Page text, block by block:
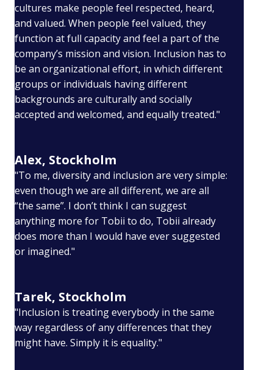
cultures make people feel respected, heard,
and valued. When people feel valued, they
function at full capacity and feel a part of the
company’s mission and vision. Inclusion has to
be an organizational effort, in which different
groups or individuals having different
backgrounds are culturally and socially
accepted and welcomed, and equally treated."
Alex, Stockholm
"To me, diversity and inclusion are very simple:
even though we are all different, we are all
“the same”. I don’t think I can suggest
anything more for Tobii to do, Tobii already
does more than I would have ever suggested
or imagined."
Tarek, Stockholm
"Inclusion is treating everybody in the same
way regardless of any differences that they
might have. Simply it is equality."